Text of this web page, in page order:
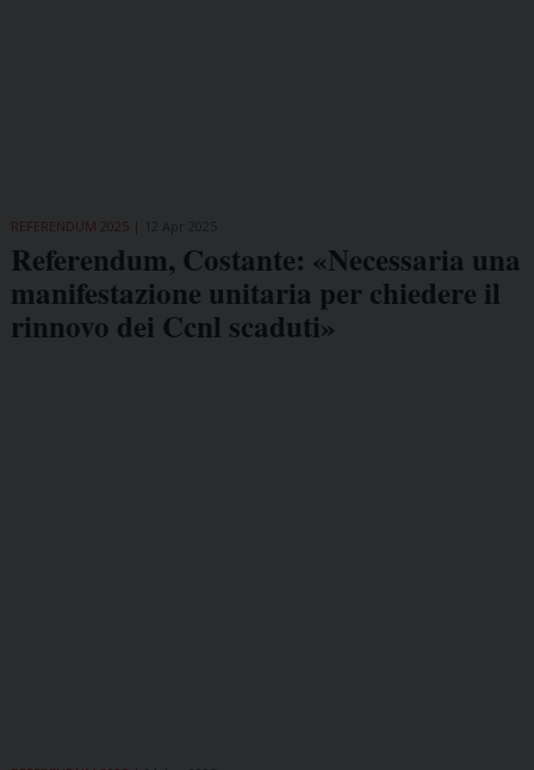
REFERENDUM 2025
Referendum, Costante: «Necessaria una
manifestazione unitaria per chiedere il
rinnovo dei Ccnl scaduti»